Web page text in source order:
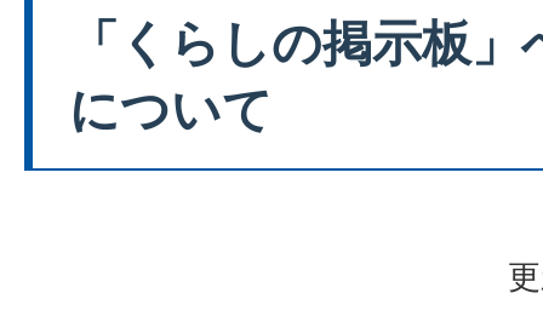
「くらしの掲示板
について